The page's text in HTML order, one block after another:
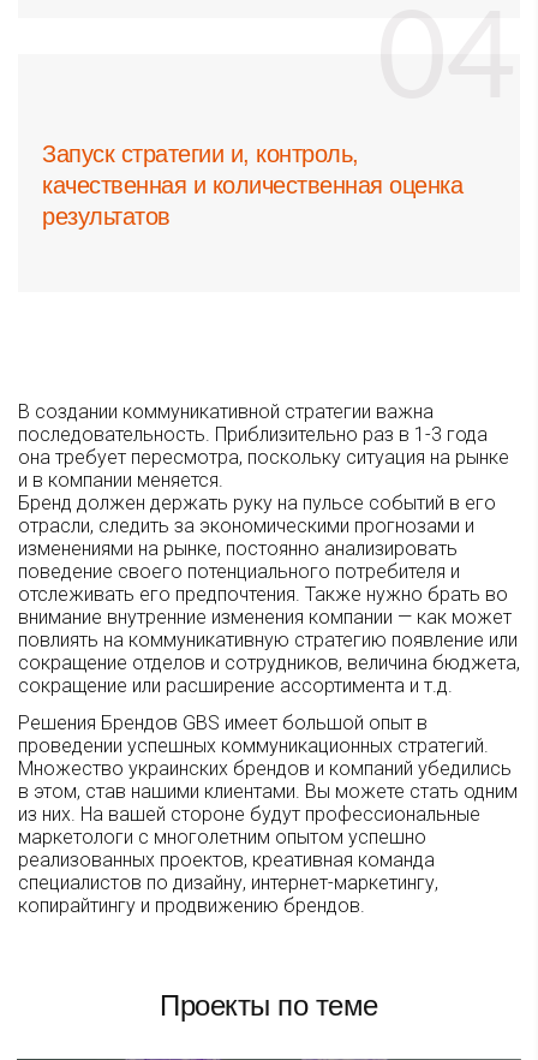
Запуск стратегии и, контроль,
качественная и количественная оценка
результатов
В создании коммуникативной стратегии важна
последовательность. Приблизительно раз в 1-3 года
она требует пересмотра, поскольку ситуация на рынке
и в компании меняется.
Бренд должен держать руку на пульсе событий в его
отрасли, следить за экономическими прогнозами и
изменениями на рынке, постоянно анализировать
поведение своего потенциального потребителя и
отслеживать его предпочтения. Также нужно брать во
внимание внутренние изменения компании — как может
повлиять на коммуникативную стратегию появление или
сокращение отделов и сотрудников, величина бюджета,
сокращение или расширение ассортимента и т.д.
Решения Брендов GBS имеет большой опыт в
проведении успешных коммуникационных стратегий.
Множество украинских брендов и компаний убедились
в этом, став нашими клиентами. Вы можете стать одним
из них. На вашей стороне будут профессиональные
маркетологи с многолетним опытом успешно
реализованных проектов, креативная команда
специалистов по дизайну, интернет-маркетингу,
копирайтингу и продвижению брендов.
Проекты по теме